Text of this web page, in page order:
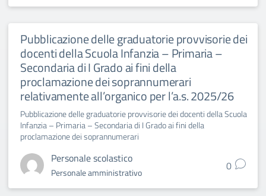
Pubblicazione delle graduatorie provvisorie dei
docenti della Scuola Infanzia – Primaria –
Secondaria di I Grado ai fini della
proclamazione dei soprannumerari
relativamente all’organico per l’a.s. 2025/26
Pubblicazione delle graduatorie provvisorie dei docenti della Scuola
Infanzia – Primaria – Secondaria di I Grado ai fini della
proclamazione dei soprannumerari
Personale scolastico
Personale amministrativo 0